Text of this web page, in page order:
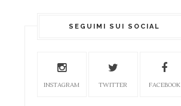
SEGUIMI SUI SOCIAL
INSTAGRAM TWITTER FACEBOOK